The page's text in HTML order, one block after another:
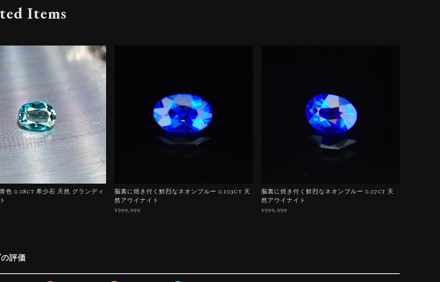
Items
色 0.08ct 希少石 天然 グランディ
脳裏に焼き付く鮮烈なネオンブルー 0.103ct 天
然アウイナイト
¥999,999
脳裏に焼き付く鮮烈なネオンブルー 0.07ct 天
然アウイナイト
¥999,999
評価